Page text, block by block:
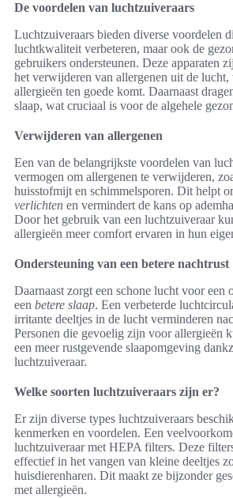
De voordelen van luchtzuiveraars
Luchtzuiveraars bieden diverse voordelen
luchtkwaliteit verbeteren, maar ook de
gebruikers ondersteunen. Deze apparaten
het verwijderen van allergenen uit de lucht,
allergieën ten goede komt. Daarnaast
slaap, wat cruciaal is voor de algehele
Verwijderen van allergenen
Een van de belangrijkste voordelen van
vermogen om allergenen te verwijderen,
huisstofmijt en schimmelsporen. Dit helpt
verlichten en vermindert de kans op
Door het gebruik van een luchtzuiveraar
allergieën meer comfort ervaren in hun
Ondersteuning van een betere nachtrust
Daarnaast zorgt een schone lucht voor een
een betere slaap. Een verbeterde
irritante deeltjes in de lucht verminderen
Personen die gevoelig zijn voor allergieën
een meer rustgevende slaapomgeving
luchtzuiveraar.
Welke soorten luchtzuiveraars zijn er?
Er zijn diverse types luchtzuiveraars
kenmerken en voordelen. Een
luchtzuiveraar met HEPA filters. Deze
effectief in het vangen van kleine deeltjes
huisdierenharen. Dit maakt ze bijzonder
met allergieën.